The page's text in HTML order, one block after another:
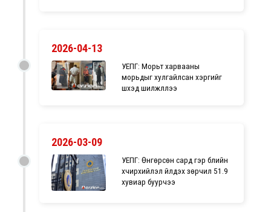
2026-04-13
УЕПГ: Морьт харвааны
морьдыг хулгайлсан хэргийг
шүүхэд шилжүүллээ
2026-03-09
УЕПГ: Өнгөрсөн сард гэр бүлийн
хүчирхийлэл үйлдэх зөрчил 51.9
хувиар буурчээ